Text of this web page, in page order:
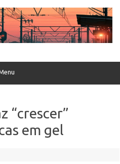
“crescer”
em gel